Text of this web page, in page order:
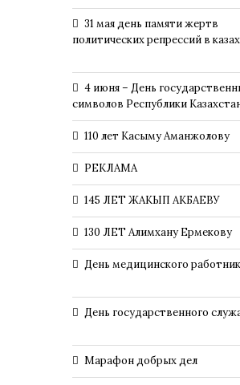
31 мая день памяти жертв
политических репрессий в
4 июня – День
символов Республики
110 лет Касыму Аманжолову
РЕКЛАМА
145 ЛЕТ ЖАКЫП АКБАЕВУ
130 ЛЕТ Алимхану Ермекову
День медицинского
День государственного
Марафон добрых дел